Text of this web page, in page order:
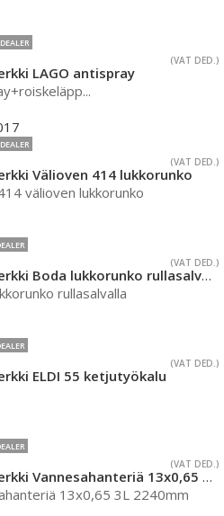
DEALER
(VAT DED.)
LAGO antispray
DEALER
(VAT DED.)
Välioven 414 lukkorunko
välioven lukkorunko
(VAT DED.)
Muu merkki Boda lukkorunko rullasalvalla
rullasalvalla
(VAT DED.)
ELDI 55 ketjutyökalu
(VAT DED.)
Muu merkki Vannesahanteriä 13x0,65 3L 2240mm
13x0,65 3L 2240mm